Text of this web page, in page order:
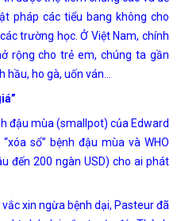
pháp các tiểu bang không cho
trường học. Ở Việt Nam, chính
rộng cho trẻ em, chúng ta gần
ho gà, uốn ván…
đậu mùa (smallpot) của Edward
sổ” bệnh đậu mùa và WHO
đến 200 ngàn USD) cho ai phát
xin ngừa bệnh dại, Pasteur đã